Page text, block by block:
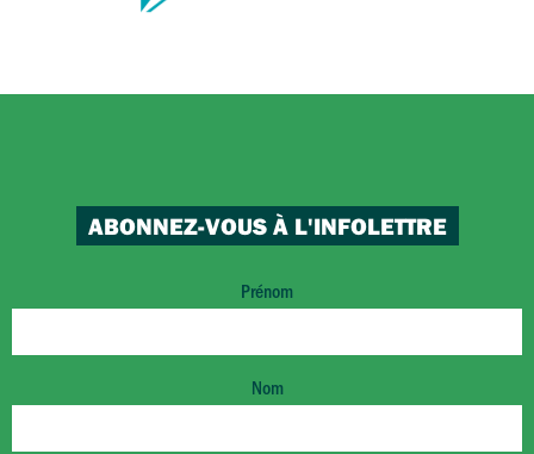
ABONNEZ-VOUS À L'INFOLETTRE
Prénom
Nom